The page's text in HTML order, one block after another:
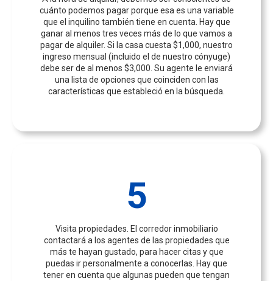
cuánto podemos pagar porque esa es una variable
que el inquilino también tiene en cuenta. Hay que
ganar al menos tres veces más de lo que vamos a
pagar de alquiler. Si la casa cuesta $1,000, nuestro
ingreso mensual (incluido el de nuestro cónyuge)
debe ser de al menos $3,000. Su agente le enviará
una lista de opciones que coinciden con las
características que estableció en la búsqueda.
5
Visita propiedades. El corredor inmobiliario
contactará a los agentes de las propiedades que
más te hayan gustado, para hacer citas y que
puedas ir personalmente a conocerlas. Hay que
tener en cuenta que algunas pueden que tengan